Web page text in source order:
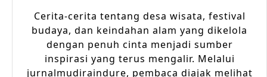
Cerita-cerita tentang desa wisata, festival
budaya, dan keindahan alam yang dikelola
dengan penuh cinta menjadi sumber
inspirasi yang terus mengalir. Melalui
jurnalmudiraindure, pembaca diajak melihat